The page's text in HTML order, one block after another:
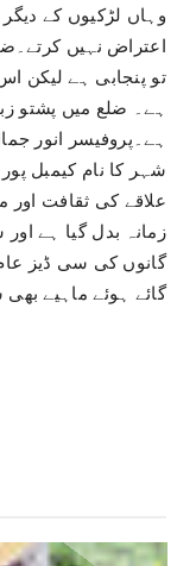
وہاں لڑکیوں کے
اعتراض نہیں
تو پنجابی ہے لیکن
ہے۔ ضلع میں پشتو
ہے۔پروفیسر انور
شہر کا نام کیمبل
علاقے کی ثقافت اور
زمانہ بدل گیا ہے
گانوں کی سی ڈیز
گائے ہوئے ماہیے